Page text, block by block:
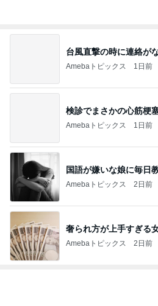
台風直撃の時に連絡が
Amebaトピックス 1日前
検診でまさかの心筋梗
Amebaトピックス 1日前
国語が嫌いな娘に毎日
Amebaトピックス 2日前
奢られ方が上手すぎる
Amebaトピックス 2日前